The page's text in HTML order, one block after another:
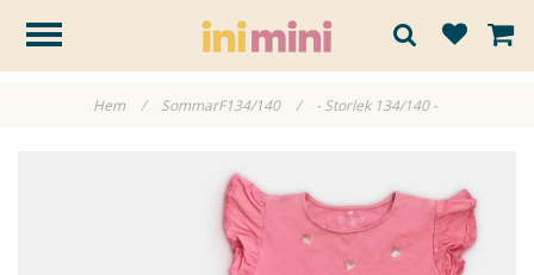
Hem / SommarF134/140 / - Storlek 134/140 -